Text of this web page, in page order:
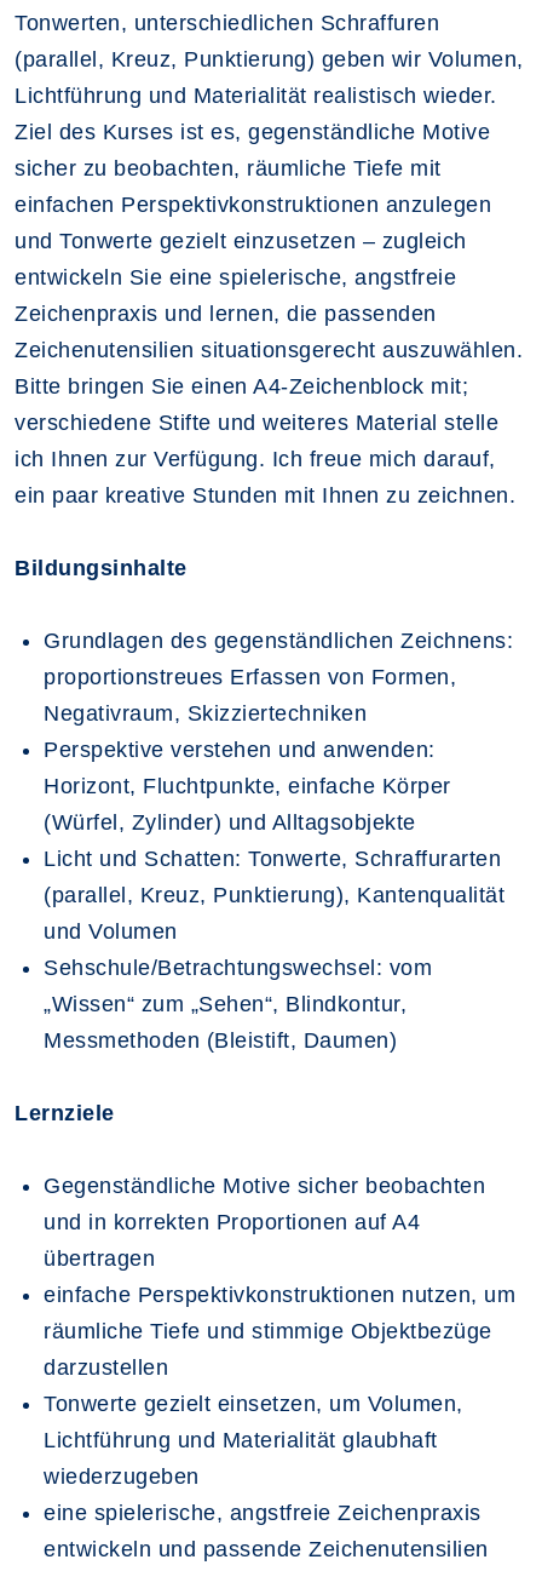
Tonwerten, unterschiedlichen Schraffuren
(parallel, Kreuz, Punktierung) geben wir Volumen,
Lichtführung und Materialität realistisch wieder.
Ziel des Kurses ist es, gegenständliche Motive
sicher zu beobachten, räumliche Tiefe mit
einfachen Perspektivkonstruktionen anzulegen
und Tonwerte gezielt einzusetzen – zugleich
entwickeln Sie eine spielerische, angstfreie
Zeichenpraxis und lernen, die passenden
Zeichenutensilien situationsgerecht auszuwählen.
Bitte bringen Sie einen A4‑Zeichenblock mit;
verschiedene Stifte und weiteres Material stelle
ich Ihnen zur Verfügung. Ich freue mich darauf,
ein paar kreative Stunden mit Ihnen zu zeichnen.
Bildungsinhalte
Grundlagen des gegenständlichen Zeichnens:
proportionstreues Erfassen von Formen,
Negativraum, Skizziertechniken
Perspektive verstehen und anwenden:
Horizont, Fluchtpunkte, einfache Körper
(Würfel, Zylinder) und Alltagsobjekte
Licht und Schatten: Tonwerte, Schraffurarten
(parallel, Kreuz, Punktierung), Kantenqualität
und Volumen
Sehschule/Betrachtungswechsel: vom
„Wissen“ zum „Sehen“, Blindkontur,
Messmethoden (Bleistift, Daumen)
Lernziele
Gegenständliche Motive sicher beobachten
und in korrekten Proportionen auf A4
übertragen
einfache Perspektivkonstruktionen nutzen, um
räumliche Tiefe und stimmige Objektbezüge
darzustellen
Tonwerte gezielt einsetzen, um Volumen,
Lichtführung und Materialität glaubhaft
wiederzugeben
eine spielerische, angstfreie Zeichenpraxis
entwickeln und passende Zeichenutensilien